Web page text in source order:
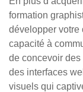
formation
développer votre
capacité à
de concevoir des
des interfaces
visuels qui